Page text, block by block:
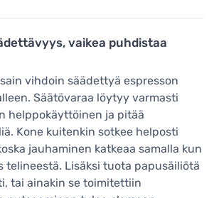
vaikea puhdistaa
vihdoin säädettyä espresson
Säätövaraa löytyy varmasti
helppokäyttöinen ja pitää
Kone kuitenkin sotkee helposti
jauhaminen katkeaa samalla kun
telineestä. Lisäksi tuota papusäiliötä
tai ainakin se toimitettiin